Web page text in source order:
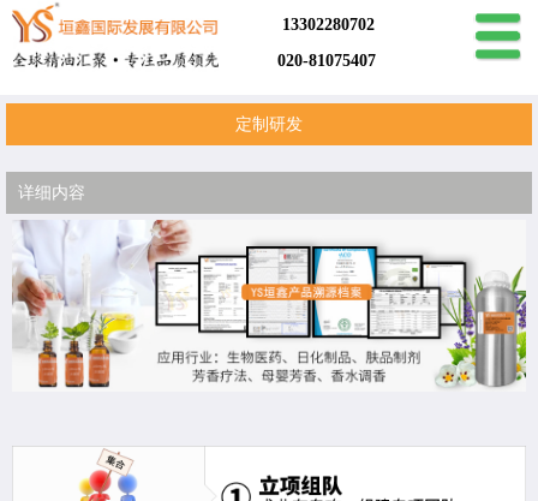
13302280702
020-81075407
定制研发
详细内容